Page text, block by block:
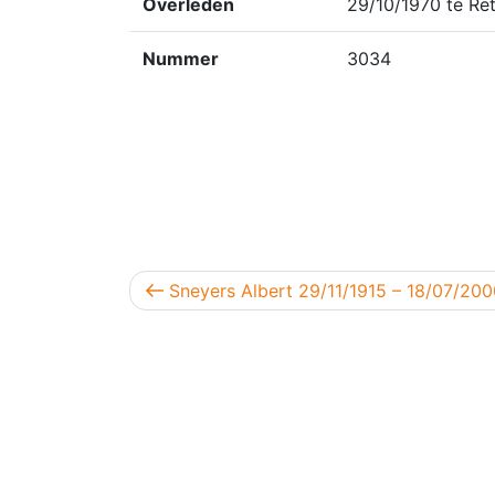
Overleden 29/10/1970 te
Nummer 3034
Berichtnavigatie
Vorig bericht
Sneyers Albert 29/11/1915 – 18/07/